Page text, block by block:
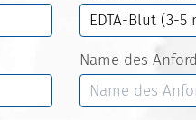
Name des